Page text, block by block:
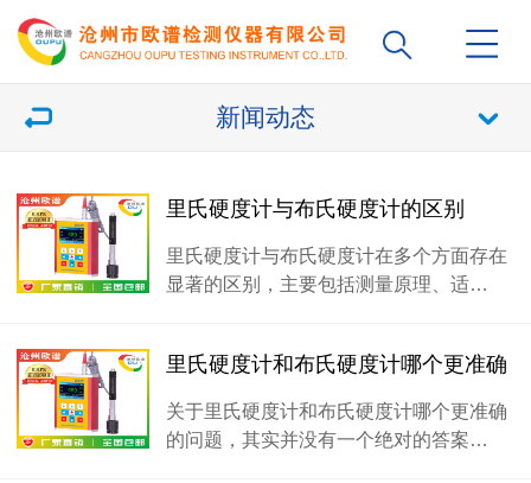
新闻动态
里氏硬度计与布氏硬度计的区别
里氏硬度计与布氏硬度计在多个方面存在
显著的区别，主要包括测量原理、适…
里氏硬度计和布氏硬度计哪个更准确
关于里氏硬度计和布氏硬度计哪个更准确
的问题，其实并没有一个绝对的答案…